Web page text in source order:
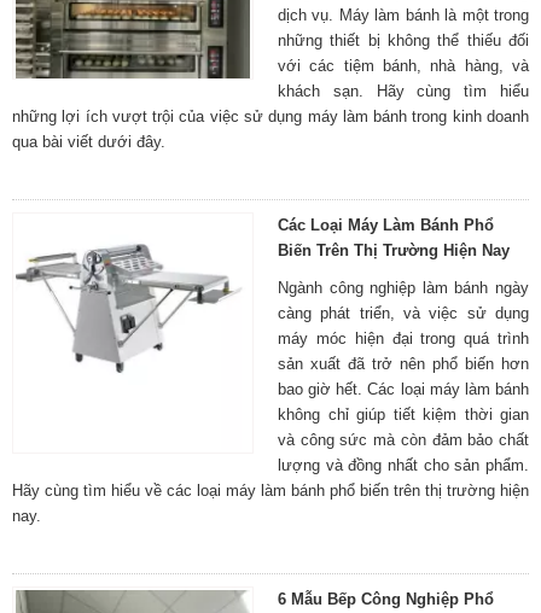
dịch vụ. Máy làm bánh là một trong
những thiết bị không thể thiếu đối
với các tiệm bánh, nhà hàng, và
khách sạn. Hãy cùng tìm hiểu
những lợi ích vượt trội của việc sử dụng máy làm bánh trong kinh doanh
qua bài viết dưới đây.
Các Loại Máy Làm Bánh Phổ
Biến Trên Thị Trường Hiện Nay
Ngành công nghiệp làm bánh ngày
càng phát triển, và việc sử dụng
máy móc hiện đại trong quá trình
sản xuất đã trở nên phổ biến hơn
bao giờ hết. Các loại máy làm bánh
không chỉ giúp tiết kiệm thời gian
và công sức mà còn đảm bảo chất
lượng và đồng nhất cho sản phẩm.
Hãy cùng tìm hiểu về các loại máy làm bánh phổ biến trên thị trường hiện
nay.
6 Mẫu Bếp Công Nghiệp Phổ